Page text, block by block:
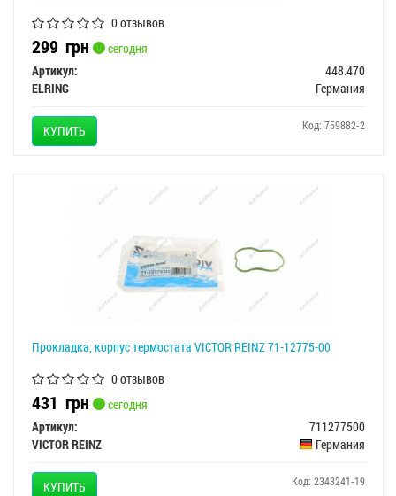
0 отзывов
299 грн
сегодня
Артикул:
448.470
ELRING
Германия
КУПИТЬ Код: 759882-2
Прокладка, корпус термостата VICTOR REINZ 71-12775-00
0 отзывов
431 грн
сегодня
Артикул:
711277500
VICTOR REINZ
Германия
КУПИТЬ Код: 2343241-19